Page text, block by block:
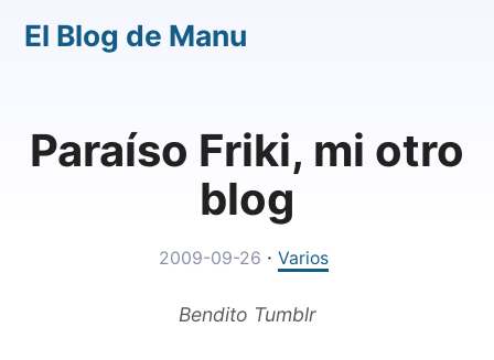
El Blog de Manu
Paraíso Friki, mi otro
blog
2009-09-26 · Varios
Bendito Tumblr